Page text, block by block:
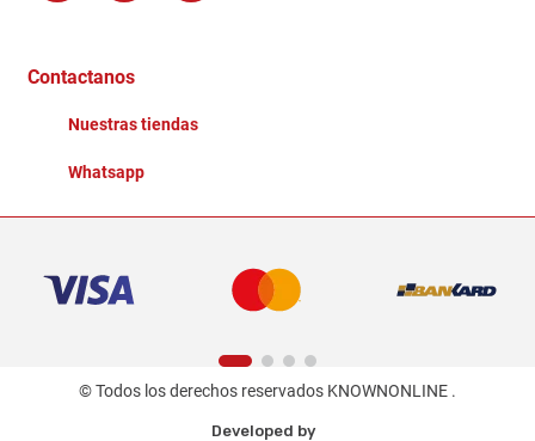
Ganadores - Promociones
Contactanos
Nuestras tiendas
Whatsapp
© Todos los derechos reservados KNOWNONLINE .
Developed by